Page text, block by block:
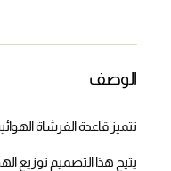
الوصف
تتميز قاعدة الفرشاة
يتيح هذا التصميم